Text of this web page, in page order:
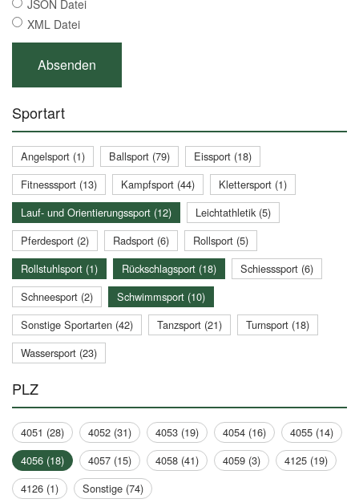
JSON Datei
XML Datei
Sportart
Angelsport (1) Ballsport (79)
Eissport (18)
Fitnesssport (13)
Kampfsport (44)
Klettersport (1)
Lauf- und Orientierungssport (12)
Leichtathletik (5)
Pferdesport (2)
Radsport (6)
Rollsport (5)
Rollstuhlsport (1)
Rückschlagsport (18)
Schiesssport (6)
Schneesport (2)
Schwimmsport (10)
Sonstige Sportarten (42)
Tanzsport (21)
Turnsport (18)
Wassersport (23)
PLZ
4051 (28) 4052 (31) 4053 (19) 4054 (16)
4055 (14)
4056 (18)
4057 (15) 4058 (41) 4059 (3)
4125 (19)
4126 (1)
Sonstige (74)